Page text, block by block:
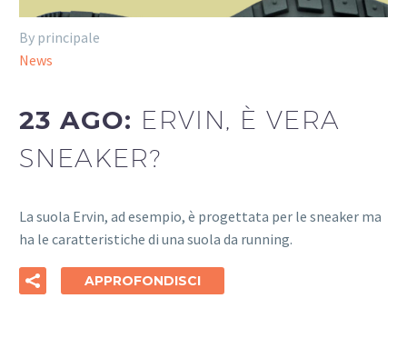
By principale
News
23 AGO: ERVIN, È VERA
SNEAKER?
La suola Ervin, ad esempio, è progettata per le sneaker ma
ha le caratteristiche di una suola da running.
APPROFONDISCI